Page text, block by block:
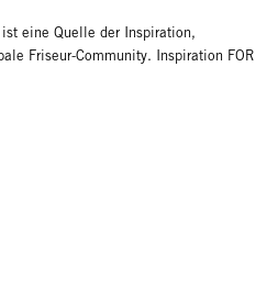
ist eine Quelle der Inspiration,
Friseur-Community. Inspiration FOR